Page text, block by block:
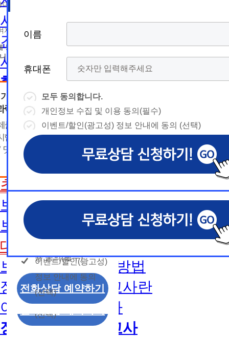
사회복지사1급 취득방법
건강가정사
사회복지학사/전문학사
한국어교원
한국어교원이란
한국어교원 취득방법
해외취업전망
보육교사
초보길잡이
보육교사란
보육교사2급 취득방법
대면수업일정
보육교사1급 취득방법
장애영유아 보육교사란
아동학사/전문학사
장애영유아 보육교사
폰
* 날짜입력 키보드 사용법
- page up/down 키 = 다음달/이전
- ctrl+ 방향키 좌,우, 위, 아래 = 날
짜선택
날짜선택
날
선
예
간
상담내용(필수)
수강신청
문의
상담 희망내용 (선택)
개인정보 수집/이용
동의
개인정보 수집 및 이
용 동의(필수)
이벤트/할인(광고성)
정보 안내에 동의
(선택)
폰
* 날짜입력 키보드 사용법
- page up/down 키 = 다음달/이전
- ctrl+ 방향키 좌,우, 위, 아래 = 날
짜선택
전달
- ctrl+ 방향키 좌,우, 위, 아래 =
날짜선택
날
짜
예
상담내용(필수)
수강신청
문의
모두 동의합니다.
개인정보 수집 및 이
용 동의(필수)
이벤트/할인(광고성)
정보 안내에 동의
(선택)
전화상담 예약하기
이름
휴대폰
모두 동의합니다.
개인정보 수집 및 이용 동의(필수)
이벤트/할인(광고성) 정보 안내에 동의 (선택)
◆ 개인정보 수집 · 이용 동의
1. 개인정보 수집·이용 목적
1) 무료상담 진행 및 문의 사항 응대, 동일·후속 문의에 대한
제공, 상담 이력 관리 및 상담 관련 분쟁·민원 처리
2) 광고성 정보 수신에 별도 동의한 자에 한하여
격평생교육원을 비롯한 해커스 교육그룹의 새로
신상품이나 이벤트, 최신 정보 안내 등 신청자의
는 최적의 서비스를 제공하기 위함.
(해커스교육그룹: 해커스인강, 해커스프랩, 해커스톡, 해커스
커스일본어, 해커스잡, 해커스금융, 해커스임용, 해커스공무
찰, 해커스소방, 해커스공인중개사, 해커스주택관리사, 해커
2. (필수)이름, 휴대폰번호, 상담내용
(선택) 제출된 상담 문의 내용, 전화상담 과정에서 이용자가
3. 개인정보 보유/이용 기간: 법령상 정하는 경우
고는 회원탈퇴 시까지 이용 및 보관합니다. 단, 비
이름
휴대폰
모두 동의합니다.
개인정보 수집 및 이용 동의(필수)
이벤트/할인(광고성) 정보 안내에 동의 (선택)
◆ 개인정보 수집 · 이용 동의
1. 개인정보 수집·이용 목적
1) 무료상담 진행 및 문의 사항 응대, 동일·후속 문의에 대한
제공, 상담 이력 관리 및 상담 관련 분쟁·민원 처리
2) 광고성 정보 수신에 별도 동의한 자에 한하여
격평생교육원을 비롯한 해커스 교육그룹의 새로
신상품이나 이벤트, 최신 정보 안내 등 신청자의
는 최적의 서비스를 제공하기 위함.
(해커스교육그룹: 해커스인강, 해커스프랩, 해커스톡, 해커스
커스일본어, 해커스잡, 해커스금융, 해커스임용, 해커스공무
찰, 해커스소방, 해커스공인중개사, 해커스주택관리사, 해커
2. (필수)이름, 휴대폰번호, 상담내용
(선택) 제출된 상담 문의 내용, 전화상담 과정에서 이용자가
3. 개인정보 보유/이용 기간: 법령상 정하는 경우
고는 회원탈퇴 시까지 이용 및 보관합니다. 단, 비
이름
휴대폰
모두 동의합니다.
개인정보 수집 및 이용 동의(필수)
이벤트/할인(광고성) 정보 안내에 동의 (선택)
◆ 개인정보 수집 · 이용 동의
1. 개인정보 수집·이용 목적
1) 무료상담 진행 및 문의 사항 응대, 동일·후속 문의에 대한
제공, 상담 이력 관리 및 상담 관련 분쟁·민원 처리
2) 광고성 정보 수신에 별도 동의한 자에 한하여
격평생교육원을 비롯한 해커스 교육그룹의 새로
신상품이나 이벤트, 최신 정보 안내 등 신청자의
는 최적의 서비스를 제공하기 위함.
(해커스교육그룹: 해커스인강, 해커스프랩, 해커스톡, 해커스
커스일본어, 해커스잡, 해커스금융, 해커스임용, 해커스공무
찰, 해커스소방, 해커스공인중개사, 해커스주택관리사, 해커
2. (필수)이름, 휴대폰번호, 상담내용
(선택) 제출된 상담 문의 내용, 전화상담 과정에서 이용자가
3. 개인정보 보유/이용 기간: 법령상 정하는 경우
고는 회원탈퇴 시까지 이용 및 보관합니다. 단, 비
이름
휴대폰
모두 동의합니다.
개인정보 수집 및 이용 동의(필수)
이벤트/할인(광고성) 정보 안내에 동의 (선택)
폰 번호
의 해지나 개인정보 삭제요청 시까지
동의하지 않을 수 있습니다.
다.